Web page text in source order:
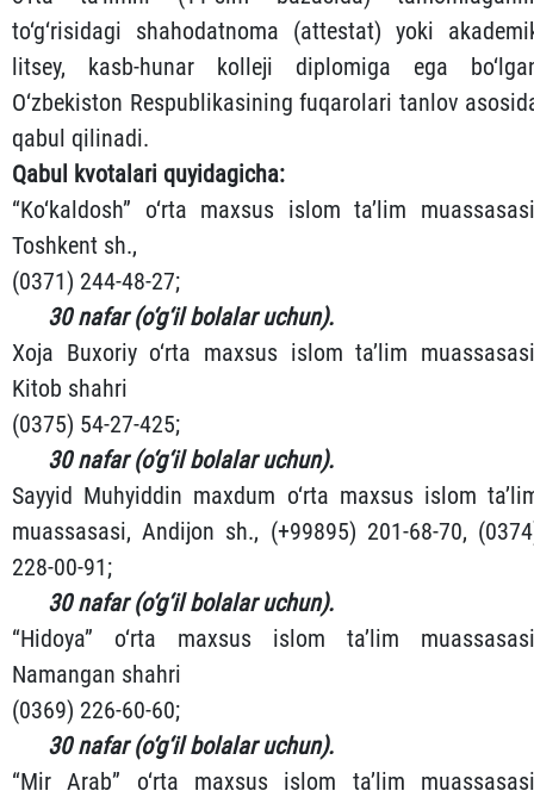
to‘g‘risidagi shahodatnoma (attestat) yoki
litsey, kasb-hunar kolleji diplomiga ega
O‘zbekiston Respublikasining fuqarolari tanlov
qabul qilinadi.
Qabul kvotalari quyidagicha:
“Ko‘kaldosh” o‘rta maxsus islom ta’lim
Toshkent sh.,
(0371) 244-48-27;
30 nafar (o‘g‘il bolalar uchun).
Xoja Buxoriy o‘rta maxsus islom ta’lim
Kitob shahri
(0375) 54-27-425;
30 nafar (o‘g‘il bolalar uchun).
Sayyid Muhyiddin maxdum o‘rta maxsus islom
muassasasi, Andijon sh., (+99895) 201-68-70,
228-00-91;
30 nafar (o‘g‘il bolalar uchun).
“Hidoya” o‘rta maxsus islom ta’lim
Namangan shahri
(0369) 226-60-60;
30 nafar (o‘g‘il bolalar uchun).
“Mir Arab” o‘rta maxsus islom ta’lim